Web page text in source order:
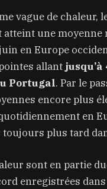
vague de chaleur,
atteint une moyenne
en Europe
allant jusqu’à
Portugal. Par le
encore plus
en
plus tard
sont en partie
enregistrées dans